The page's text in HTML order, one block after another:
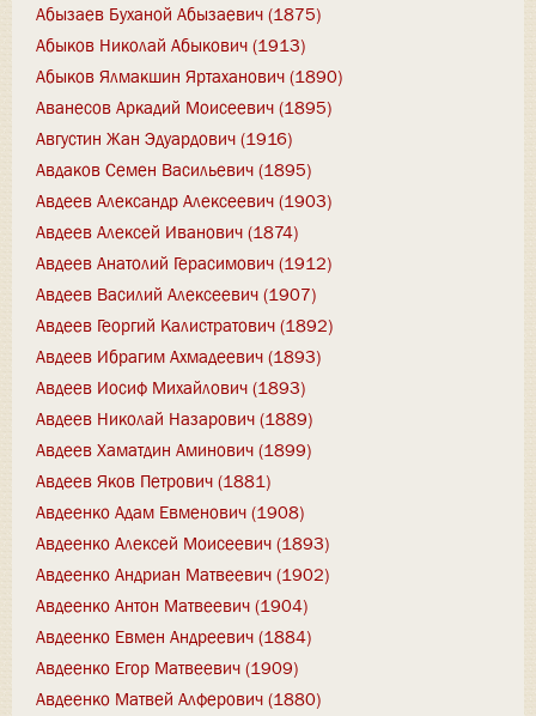
Абызаев Буханой Абызаевич (1875)
Абыков Николай Абыкович (1913)
Абыков Ялмакшин Яртаханович (1890)
Аванесов Аркадий Моисеевич (1895)
Августин Жан Эдуардович (1916)
Авдаков Семен Васильевич (1895)
Авдеев Александр Алексеевич (1903)
Авдеев Алексей Иванович (1874)
Авдеев Анатолий Герасимович (1912)
Авдеев Василий Алексеевич (1907)
Авдеев Георгий Калистратович (1892)
Авдеев Ибрагим Ахмадеевич (1893)
Авдеев Иосиф Михайлович (1893)
Авдеев Николай Назарович (1889)
Авдеев Хаматдин Аминович (1899)
Авдеев Яков Петрович (1881)
Авдеенко Адам Евменович (1908)
Авдеенко Алексей Моисеевич (1893)
Авдеенко Андриан Матвеевич (1902)
Авдеенко Антон Матвеевич (1904)
Авдеенко Евмен Андреевич (1884)
Авдеенко Егор Матвеевич (1909)
Авдеенко Матвей Алферович (1880)